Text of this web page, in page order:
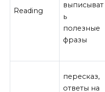
Reading
выписыват
ь
полезные
фразы
пересказ,
ответы на